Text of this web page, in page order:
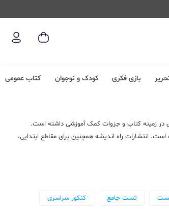
بازی فکری کودک و نوجوان کتاب عمومی
در زمینه کتاب و جزوات کمک آموزشی داشته است.
انتشارات راه اندیشه همچنین برای مقاطع ابتدایی،
تست جامع
کنکور سراسری